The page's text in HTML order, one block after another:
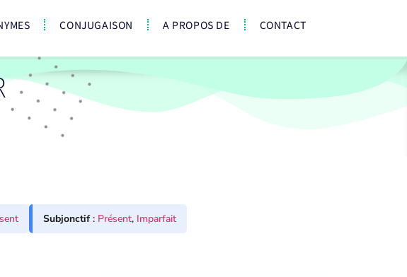
CONJUGAISON A PROPOS DE CONTACT
Subjonctif: Présent, Imparfait